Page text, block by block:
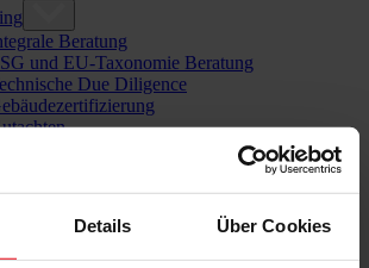
Details Über Cookies
Beratung
und EU-Taxonomie Beratung
Due Diligence